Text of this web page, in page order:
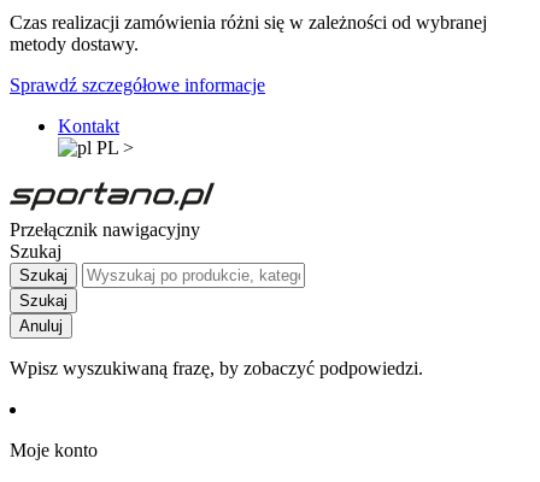
Czas realizacji zamówienia różni się w zależności od wybranej
metody dostawy.
Sprawdź szczegółowe informacje
Kontakt
PL >
Przełącznik nawigacyjny
Szukaj
Szukaj
Szukaj
Anuluj
Wpisz wyszukiwaną frazę, by zobaczyć podpowiedzi.
Moje konto